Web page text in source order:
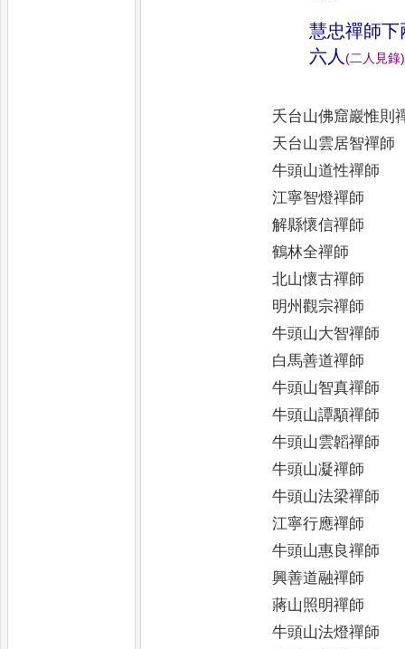
慧忠禪師下
六人 (二人見錄)
夭台山佛窟巖惟則
天台山雲居智禪師
牛頭山道性禪師
江寧智燈禪師
解縣懷信禪師
鶴林全禪師
北山懷古禪師
明州觀宗禪師
牛頭山大智禪師
白馬善道禪師
牛頭山智真禪師
牛頭山譚顒禪師
牛頭山雲韜禪師
牛頭山凝禪師
牛頭山法梁禪師
江寧行應禪師
牛頭山惠良禪師
興善道融禪師
蔣山照明禪師
牛頭山法燈禪師